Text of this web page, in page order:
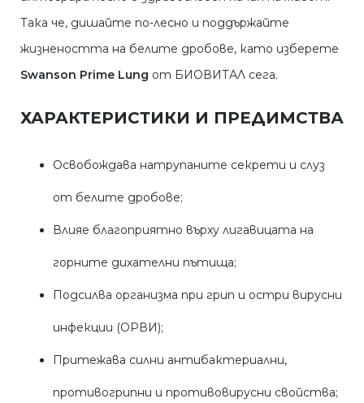
Така че, дишайте по-лесно и поддържайте
жизнеността на белите дробове, като изберете
Swanson Prime Lung от БИОВИТАЛ сега.
ХАРАКТЕРИСТИКИ И ПРЕДИМСТВА
Освобождава натрупаните секрети и слуз
от белите дробове;
Влияе благоприятно върху лигавицата на
горните дихателни пътища;
Подсилва организма при грип и остри вирусни
инфекции (ОРВИ);
Притежава силни антибактериални,
противогрипни и противовирусни свойства;